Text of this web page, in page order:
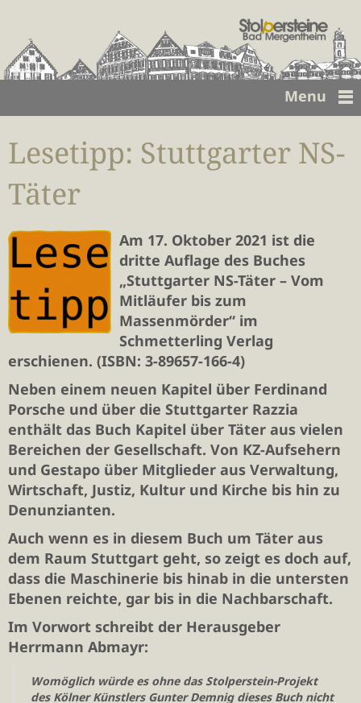
Menu
Lesetipp: Stuttgarter NS-
Täter
Am 17. Oktober 2021 ist die
dritte Auflage des Buches
„Stuttgarter NS-Täter – Vom
Mitläufer bis zum
Massenmörder“ im
Schmetterling Verlag
erschienen. (ISBN: 3-89657-166-4)
Neben einem neuen Kapitel über Ferdinand
Porsche und über die Stuttgarter Razzia
enthält das Buch Kapitel über Täter aus vielen
Bereichen der Gesellschaft. Von KZ-Aufsehern
und Gestapo über Mitglieder aus Verwaltung,
Wirtschaft, Justiz, Kultur und Kirche bis hin zu
Denunzianten.
Auch wenn es in diesem Buch um Täter aus
dem Raum Stuttgart geht, so zeigt es doch auf,
dass die Maschinerie bis hinab in die untersten
Ebenen reichte, gar bis in die Nachbarschaft.
Im Vorwort schreibt der Herausgeber
Herrmann Abmayr:
Womöglich würde es ohne das Stolperstein-Projekt
des Kölner Künstlers Gunter Demnig dieses Buch nicht